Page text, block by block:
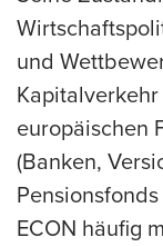
und
europäischen
(Banken,
ECON häufig